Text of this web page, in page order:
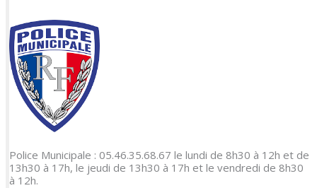
Police Municipale : 05.46.35.68.67 le lundi de 8h30 à 12h et de
13h30 à 17h, le jeudi de 13h30 à 17h et le vendredi de 8h30
à 12h.